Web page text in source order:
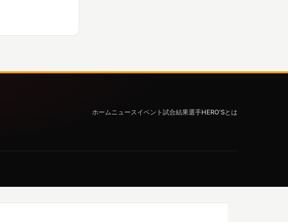
ホームニュースイベント試合結果選手HERO'Sとは